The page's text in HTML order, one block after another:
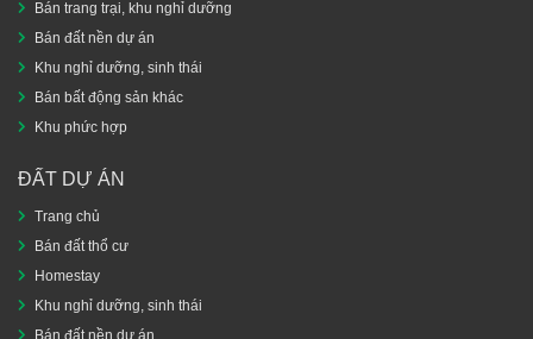
Bán trang trại, khu nghỉ dưỡng
Bán đất nền dự án
Khu nghỉ dưỡng, sinh thái
Bán bất động sản khác
Khu phức hợp
ĐẤT DỰ ÁN
Trang chủ
Bán đất thổ cư
Homestay
Khu nghỉ dưỡng, sinh thái